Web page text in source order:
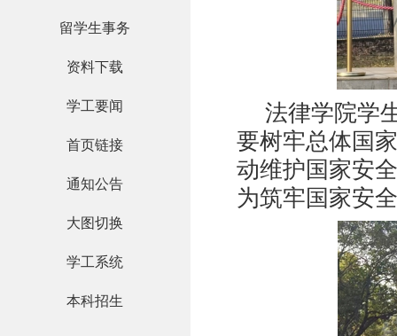
留学生事务
资料下载
学工要闻
首页链接
通知公告
大图切换
学工系统
本科招生
法律学院学
要树牢总体国
动维护国家安
为筑牢国家安